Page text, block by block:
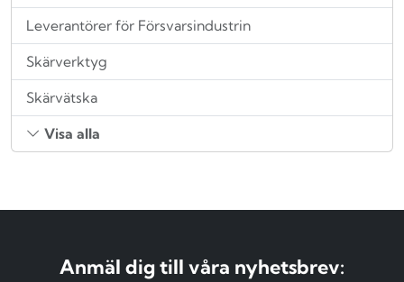
Leverantörer för Försvarsindustrin
Skärverktyg
Skärvätska
Visa alla
Anmäl dig till våra nyhetsbrev: